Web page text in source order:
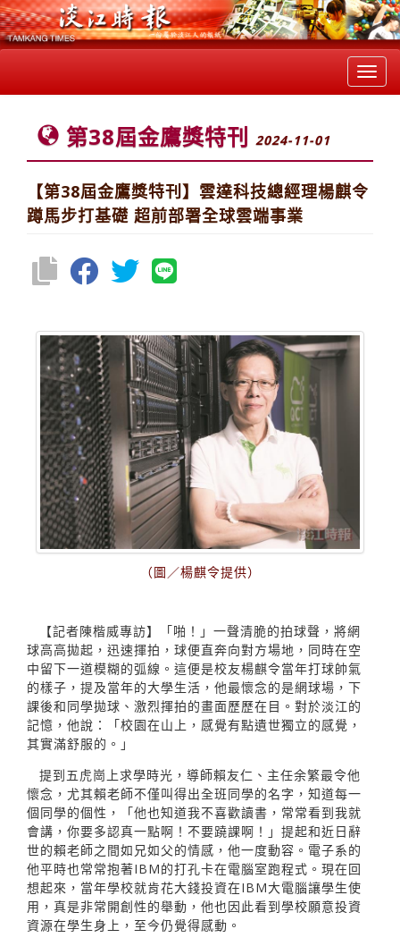
第38屆金鷹獎特刊 2024-11-01
【第38屆金鷹獎特刊】雲達科技總經理楊麒令
蹲馬步打基礎 超前部署全球雲端事業
（圖／楊麒令提供）
【記者陳楷威專訪】「啪！」一聲清脆的拍球聲，將網
球高高拋起，迅速揮拍，球便直奔向對方場地，同時在空
中留下一道模糊的弧線。這便是校友楊麒令當年打球帥氣
的樣子，提及當年的大學生活，他最懷念的是網球場，下
課後和同學拋球、激烈揮拍的畫面歷歷在目。對於淡江的
記憶，他說：「校園在山上，感覺有點遺世獨立的感覺，
其實滿舒服的。」
提到五虎崗上求學時光，導師賴友仁、主任余繁最令他
懷念，尤其賴老師不僅叫得出全班同學的名字，知道每一
個同學的個性，「他也知道我不喜歡讀書，常常看到我就
會講，你要多認真一點啊！不要蹺課啊！」提起和近日辭
世的賴老師之間如兄如父的情感，他一度動容。電子系的
他平時也常常抱著IBM的打孔卡在電腦室跑程式。現在回
想起來，當年學校就肯花大錢投資在IBM大電腦讓學生使
用，真是非常開創性的舉動，他也因此看到學校願意投資
資源在學生身上，至今仍覺得感動。